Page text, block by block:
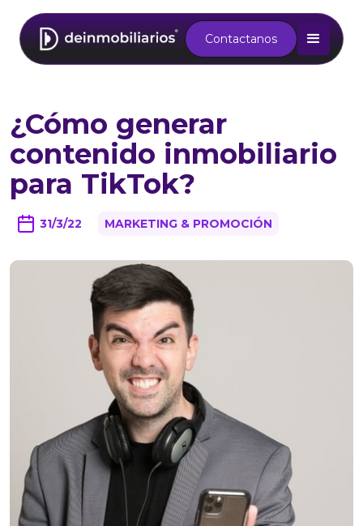
¿Cómo generar
contenido inmobiliario
para TikTok?
31/3/22 MARKETING & PROMOCIÓN
Contactanos